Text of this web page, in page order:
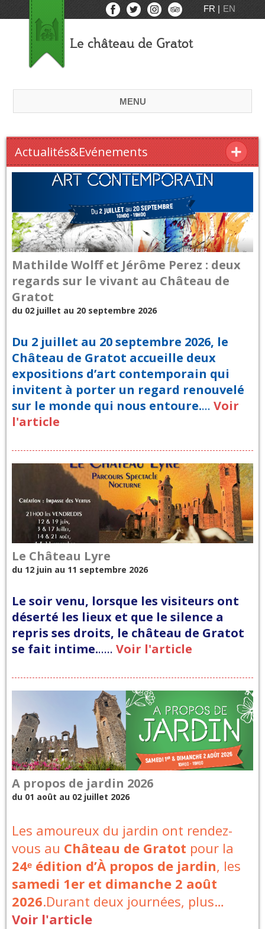
FR EN
Le château de Gratot
MENU
Actualités&Evénements
Mathilde Wolff et Jérôme Perez : deux
regards sur le vivant au Château de
Gratot
du 02 juillet au 20 septembre 2026
Du 2 juillet au 20 septembre 2026, le
Château de Gratot accueille deux
expositions d’art contemporain qui
invitent à porter un regard renouvelé
sur le monde qui nous entoure.… Voir
l'article
Le Château Lyre
du 12 juin au 11 septembre 2026
Le soir venu, lorsque les visiteurs ont
déserté les lieux et que le silence a
repris ses droits, le château de Gratot
se fait intime...… Voir l'article
A propos de jardin 2026
du 01 août au 02 juillet 2026
Les amoureux du jardin ont rendez-
vous au Château de Gratot pour la
24ᵉ édition d’À propos de jardin, les
samedi 1er et dimanche 2 août
2026.Durant deux journées, plus…
Voir l'article